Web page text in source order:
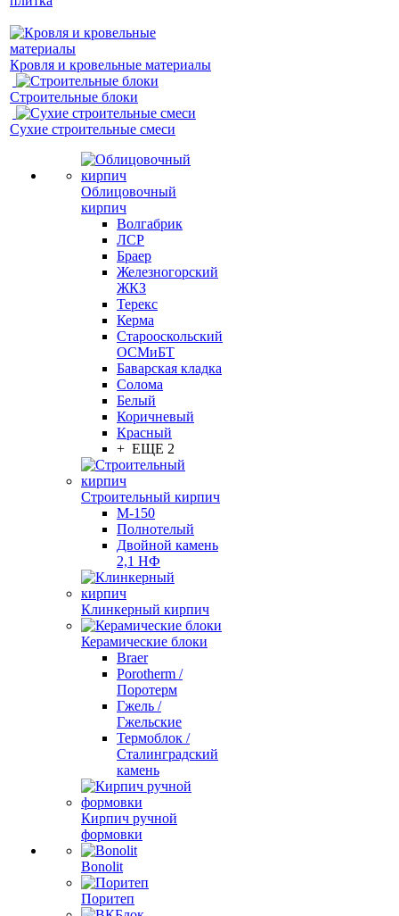
Кровля и кровельные материалы
Строительные блоки
Сухие строительные смеси
Облицовочный
кирпич
Волгабрик
ЛСР
Браер
Железногорский
ЖКЗ
Терекс
Керма
Старооскольский
ОСМиБТ
Баварская кладка
Солома
Белый
Коричневый
Красный
+ ЕЩЕ 2
Строительный кирпич
М-150
Полнотелый
Двойной камень
2,1 НФ
Клинкерный кирпич
Керамические блоки
Braer
Porotherm /
Поротерм
Гжель /
Гжельские
Термоблок /
Сталинградский
камень
Кирпич ручной
формовки
Bonolit
Поритеп